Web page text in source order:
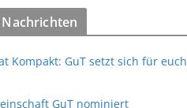
Kompakt: GuT setzt sich für euch
GuT nominiert